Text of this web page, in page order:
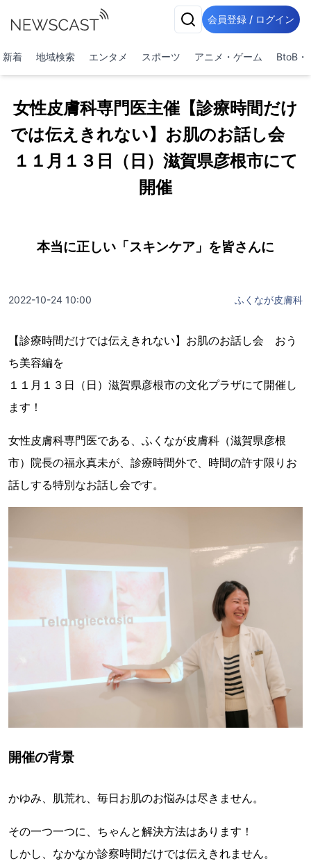
会員登録 / ログイン
新着 地域検索 エンタメ スポーツ アニメ・ゲーム BtoB・
女性皮膚科専門医主催【診療時間だけ
では伝えきれない】お肌のお話し会
１１月１３日（日）滋賀県彦根市にて
開催
本当に正しい「スキンケア」を皆さんに
2022-10-24 10:00 ふくなが皮膚科
【診療時間だけでは伝えきれない】お肌のお話し会 おう
ち美容編を
１１月１３日（日）滋賀県彦根市の文化プラザにて開催し
ます！
女性皮膚科専門医である、ふくなが皮膚科（滋賀県彦根
市）院長の福永真未が、診療時間外で、時間の許す限りお
話しする特別なお話し会です。
開催の背景
かゆみ、肌荒れ、毎日お肌のお悩みは尽きません。
その一つ一つに、ちゃんと解決方法はあります！
しかし、なかなか診察時間だけでは伝えきれません。